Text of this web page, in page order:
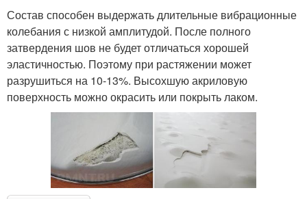
Состав способен выдержать длительные вибрационные
колебания с низкой амплитудой. После полного
затвердения шов не будет отличаться хорошей
эластичностью. Поэтому при растяжении может
разрушиться на 10-13%. Высохшую акриловую
поверхность можно окрасить или покрыть лаком.